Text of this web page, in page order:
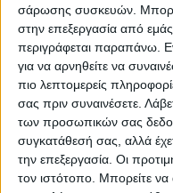
σάρωσης συσκευών.
στην επεξεργασία από
περιγράφεται παραπάνω.
για να αρνηθείτε να
πιο λεπτομερείς
σας πριν συναινέσετε.
των προσωπικών σας
συγκατάθεσή σας, αλλά
την επεξεργασία. Οι
τον ιστότοπο. Μπορείτε να
Πού αλλού
κρέας;
Για αρχή είναι
αναφερόμαστε σε
πρωτεΐνη ζωικής
γιαπρωτεΐνη υψηλής